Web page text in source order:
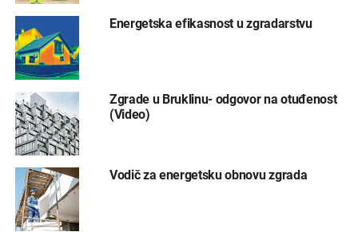
Energetska efikasnost u zgradarstvu
Zgrade u Bruklinu- odgovor na otuđenost
(Video)
Vodič za energetsku obnovu zgrada